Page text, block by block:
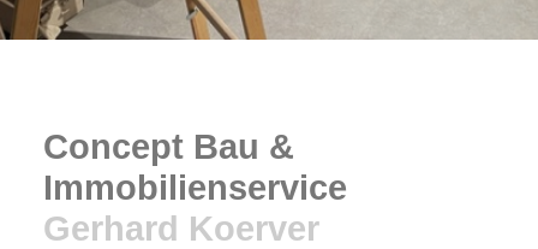
Concept Bau &
Immobilienservice
Gerhard Koerver